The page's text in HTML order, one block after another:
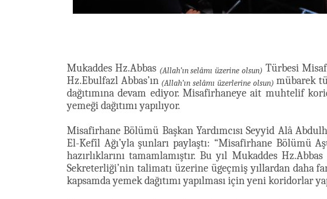
Mukaddes Hz.Abbas (Allah’ın selâmı üzerine olsun) Türbesi
Hz.Ebulfazl Abbas’ın (Allah’ın selâmı üzerlerine olsun) mübarek
dağıtımına devam ediyor. Misafirhaneye ait muhtelif
yemeği dağıtımı yapılıyor.
Misafirhane Bölümü Başkan Yardımcısı Seyyid Alâ
El-Kefîl Ağı’yla şunları paylaştı: “Misafirhane Bölümü
hazırlıklarını tamamlamıştır. Bu yıl Mukaddes Hz.Abbas
Sekreterliği’nin talimatı üzerine ügeçmiş yıllardan daha
kapsamda yemek dağıtımı yapılması için yeni koridorlar